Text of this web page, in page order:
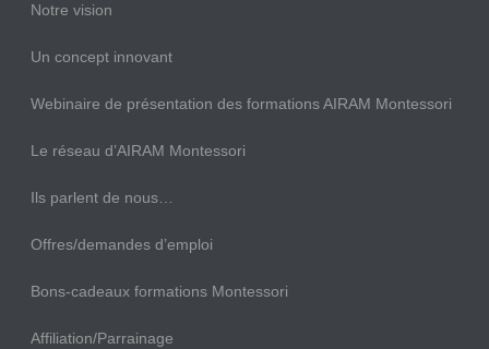
Notre vision
Un concept innovant
Webinaire de présentation des formations AIRAM Montessori
Le réseau d’AIRAM Montessori
Ils parlent de nous…
Offres/demandes d’emploi
Bons-cadeaux formations Montessori
Affiliation/Parrainage